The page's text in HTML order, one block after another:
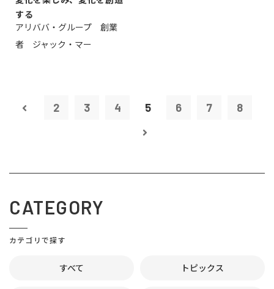
する
アリババ・グループ 創業
者 ジャック・マー
2 3 4 5 6 7 8
CATEGORY
カテゴリで探す
すべて トピックス